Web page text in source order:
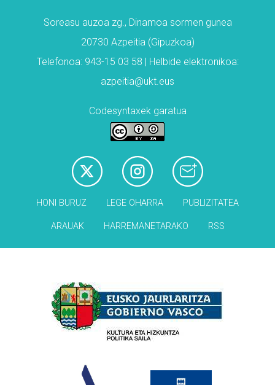
Soreasu auzoa zg., Dinamoa sormen gunea
20730 Azpeitia (Gipuzkoa)
Telefonoa: 943-15 03 58 | Helbide elektronikoa:
azpeitia@ukt.eus
Codesyntaxek garatua
HONI BURUZ LEGE OHARRA PUBLIZITATEA
ARAUAK HARREMANETARAKO RSS